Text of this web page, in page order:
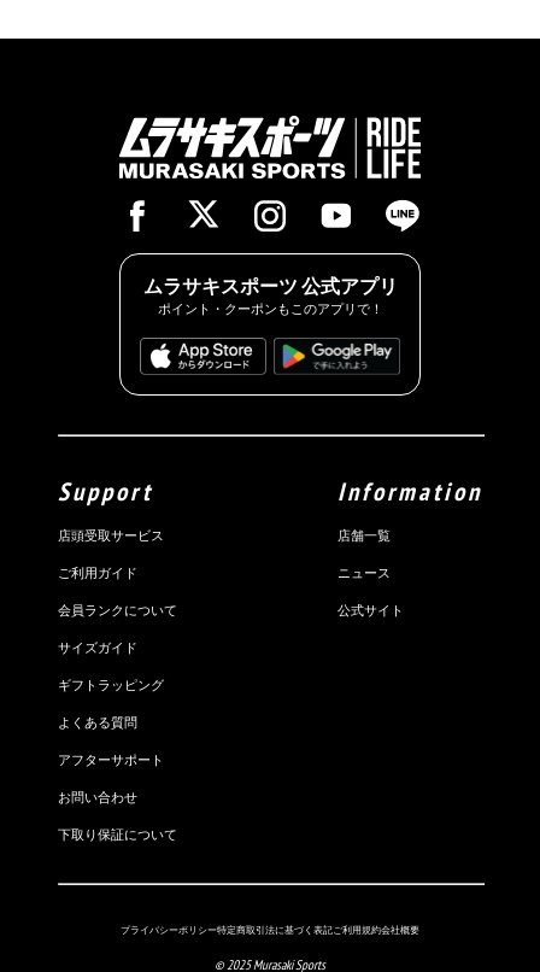
ムラサキスポーツ 公式アプリ
ポイント・クーポンもこのアプリで！
Support
店頭受取サービス
ご利用ガイド
会員ランクについて
サイズガイド
ギフトラッピング
よくある質問
アフターサポート
お問い合わせ
下取り保証について
Information
店舗一覧
ニュース
公式サイト
プライバシーポリシー特定商取引法に基づく表記 ご利用規約会社概要
© 2025 Murasaki Sports